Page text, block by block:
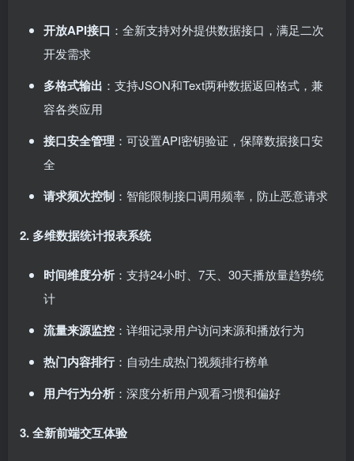
开放API接口 ：全新支持对外提供数据接口，满足二次
开发需求
多格式输出 ：支持JSON和Text两种数据返回格式，兼
容各类应用
接口安全管理 ：可设置API密钥验证，保障数据接口安
全
请求频次控制 ：智能限制接口调用频率，防止恶意请求
2. 多维数据统计报表系统
时间维度分析 ：支持24小时、7天、30天播放量趋势统
计
流量来源监控 ：详细记录用户访问来源和播放行为
热门内容排行：自动生成热门视频排行榜单
用户行为分析 ：深度分析用户观看习惯和偏好
3. 全新前端交互体验